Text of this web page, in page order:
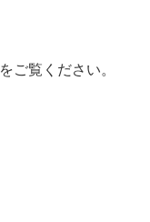
をご覧ください。